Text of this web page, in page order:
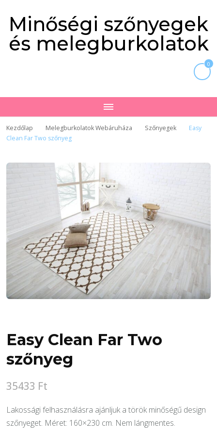
Minőségi szőnyegek
és melegburkolatok
0
Kezdőlap Melegburkolatok Webáruháza Szőnyegek
Easy
Clean Far Two szőnyeg
Easy Clean Far Two
szőnyeg
35433 Ft
Lakossági felhasználásra ajánljuk a török minőségű design
szőnyeget. Méret: 160×230 cm. Nem lángmentes.